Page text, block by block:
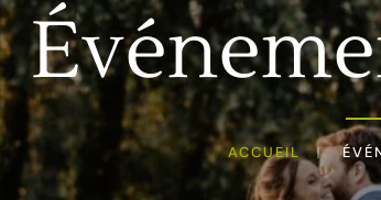
ACCUEIL